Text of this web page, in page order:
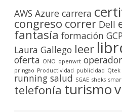
r
AWS Azure carrera
congreso correr Dell
fantasía formación GCP
Laura Gallego leer
oferta ONO openwrt
pringao Productividad publicidad Qtek
running salud SGAE sheks
telefonía turismo